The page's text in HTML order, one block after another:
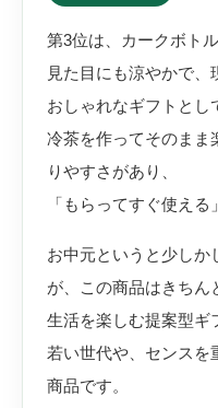
第3位は、カークボト
見た目にも涼やかで
おしゃれなギフトとし
冷茶を作ってそのまま
りやすさがあり、
「もらってすぐ使える
お中元というと少しか
が、この商品はきちん
生活を楽しむ提案型ギ
若い世代や、センスを
商品です。